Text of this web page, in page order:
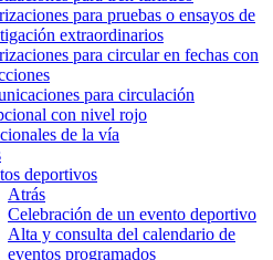
para pruebas o ensayos de
extraordinarios
para circular en fechas con
para circulación
con nivel rojo
de la vía
deportivos
Atrás
Celebración de un evento deportivo
Alta y consulta del calendario de
eventos programados